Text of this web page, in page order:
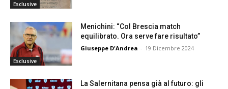
Esclusive
Esclusive
Menichini: “Col Brescia match
equilibrato. Ora serve fare risultato”
Giuseppe D'Andrea - 19 Dicembre 2024
La Salernitana pensa già al futuro: gli